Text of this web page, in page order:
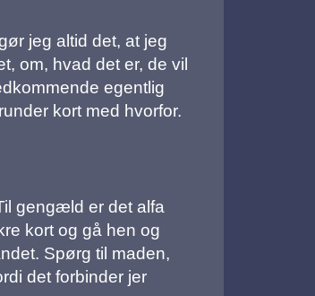
jeg altid det, at jeg
om, hvad det er, de vil
egentlig
kort med hvorfor.
gengæld er det alfa
kort og gå hen og
Spørg til maden,
det forbinder jer